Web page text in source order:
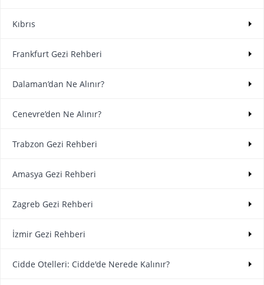
Kıbrıs
Frankfurt Gezi Rehberi
Dalaman’dan Ne Alınır?
Cenevre’den Ne Alınır?
Trabzon Gezi Rehberi
Amasya Gezi Rehberi
Zagreb Gezi Rehberi
İzmir Gezi Rehberi
Cidde Otelleri: Cidde'de Nerede Kalınır?